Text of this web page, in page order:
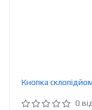
Кнопка
0